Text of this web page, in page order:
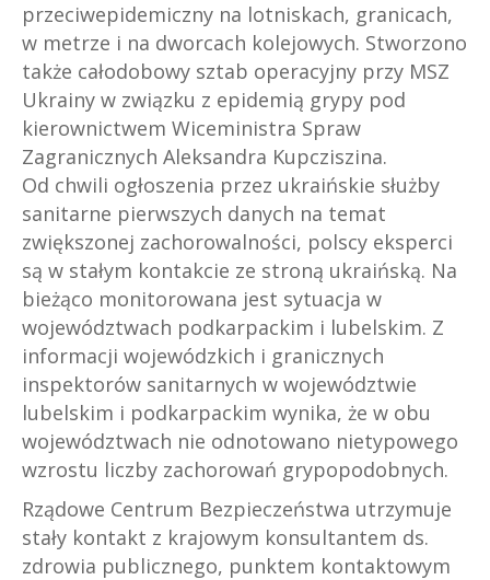
przeciwepidemiczny na lotniskach, granicach,
w metrze i na dworcach kolejowych. Stworzono
także całodobowy sztab operacyjny przy MSZ
Ukrainy w związku z epidemią grypy pod
kierownictwem Wiceministra Spraw
Zagranicznych Aleksandra Kupcziszina.
Od chwili ogłoszenia przez ukraińskie służby
sanitarne pierwszych danych na temat
zwiększonej zachorowalności, polscy eksperci
są w stałym kontakcie ze stroną ukraińską. Na
bieżąco monitorowana jest sytuacja w
województwach podkarpackim i lubelskim. Z
informacji wojewódzkich i granicznych
inspektorów sanitarnych w województwie
lubelskim i podkarpackim wynika, że w obu
województwach nie odnotowano nietypowego
wzrostu liczby zachorowań grypopodobnych.
Rządowe Centrum Bezpieczeństwa utrzymuje
stały kontakt z krajowym konsultantem ds.
zdrowia publicznego, punktem kontaktowym